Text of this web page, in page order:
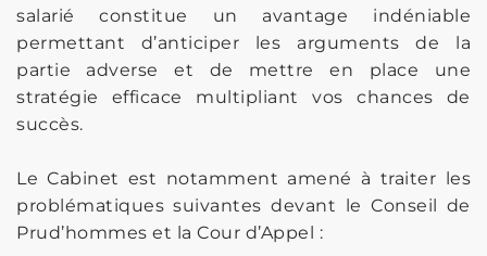
salarié constitue un avantage indéniable
permettant d’anticiper les arguments de la
partie adverse et de mettre en place une
stratégie efficace multipliant vos chances de
succès.
Le Cabinet est notamment amené à traiter les
problématiques suivantes devant le Conseil de
Prud’hommes et la Cour d’Appel :